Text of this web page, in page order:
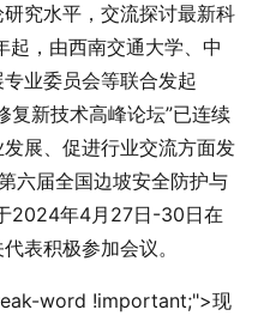
究水平，交流探讨最新科
，由西南交通大学、中
业委员会等联合发起
复新技术高峰论坛”已连续
展、促进行业交流方面发
六届全国边坡安全防护与
2024年4月27日-30日在
表积极参加会议。
word !important;">现